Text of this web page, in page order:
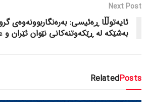
Next Post
ئایەتوڵڵا ڕەئیسی: بەرەنگاربوونەوەی
بەشێکە لە ڕێکەوتنەکانی نێوان ئێران و
RelatedPosts